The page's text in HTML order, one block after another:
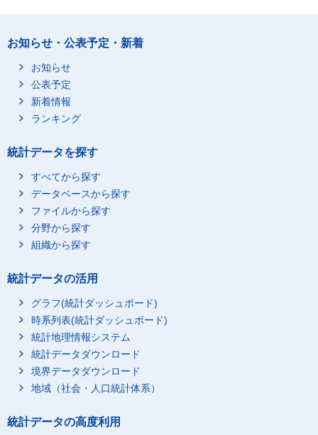
お知らせ・公表予定・新着
お知らせ
公表予定
新着情報
ランキング
統計データを探す
すべてから探す
データベースから探す
ファイルから探す
分野から探す
組織から探す
統計データの活用
グラフ(統計ダッシュボード)
時系列表(統計ダッシュボード)
統計地理情報システム
統計データダウンロード
境界データダウンロード
地域（社会・人口統計体系）
統計データの高度利用